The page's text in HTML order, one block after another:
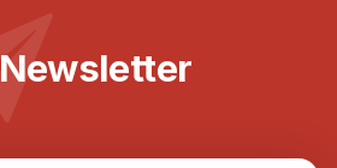
Newsletter